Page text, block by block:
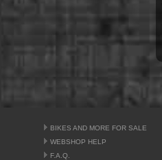
BIKES AND MORE FOR SALE
WEBSHOP HELP
F.A.Q.